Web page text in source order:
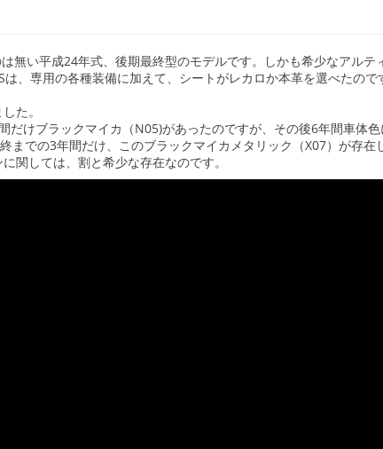
無い平成24年式、後期最終型のモデルです。しかも希少なアルテ
、専用の各種装備に加えて、シートがレカロか本革を選べたので
た。
だけブラックマイカ（N05)があったのですが、その後6年間車体色
までの3年間だけ、このブラックマイカメタリック（X07）が存在
関しては、割と希少な存在なのです。